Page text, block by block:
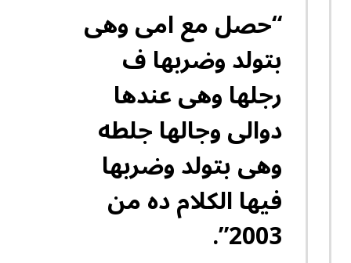
“حصل مع امى وهى
بتولد وضربها ف
رجلها وهى عندها
دوالى وجالها جلطه
وهى بتولد وضربها
فيها الكلام ده من
2003”.